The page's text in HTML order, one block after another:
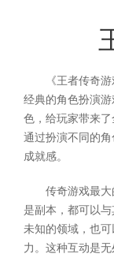
《王者传奇
经典的角色扮演
色，给玩家带来
通过扮演不同的
成就感。
传奇游戏最
是副本，都可以
未知的领域，也
力。这种互动是